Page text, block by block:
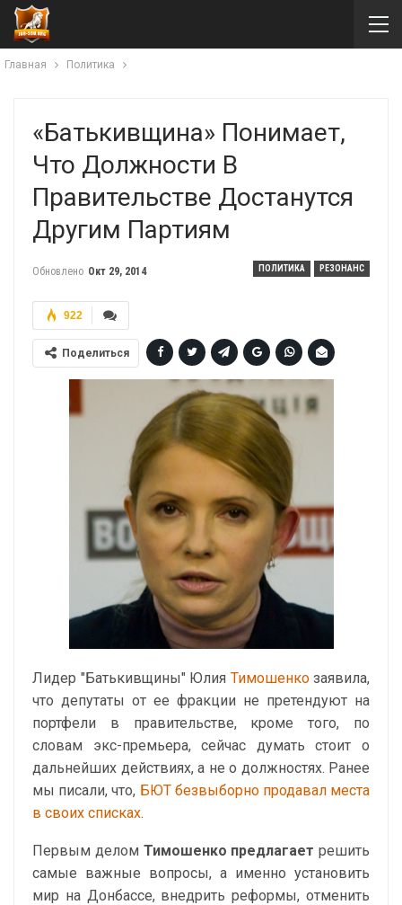
Главная Политика
«Батькивщина» Понимает,
Что Должности В
Правительстве Достанутся
Другим Партиям
ПОЛИТИКА РЕЗОНАНС
Обновлено Окт 29, 2014
922
Поделиться
Лидер "Батькивщины" Юлия Тимошенкозаявила,
что депутаты от ее фракции не претендуют на
портфели в правительстве, кроме того, по
словам экс-премьера, сейчас думать стоит о
дальнейших действиях, а не о должностях. Ранее
мы писали, что, БЮТ безвыборно продавал места
в своих списках.
Первым делом Тимошенко предлагает решить
самые важные вопросы, а именно установить
мир на Донбассе, внедрить реформы, отменить